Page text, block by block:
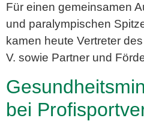
Für einen gemeinsamen
und paralympischen
kamen heute Vertreter
V. sowie Partner und
bei